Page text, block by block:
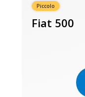
Piccolo
Fiat 500